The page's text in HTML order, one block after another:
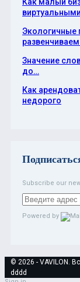
Экологичные
Значение
до…
Как
недорого
Subscribe our
Powered by
© 2026 - VAVILON.
dddd